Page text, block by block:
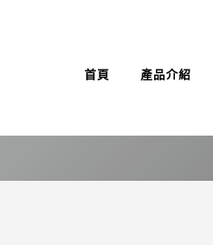
首頁 產品介紹